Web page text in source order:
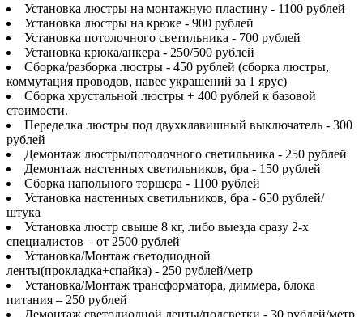
Установка люстры на монтажную пластину - 1100 рублей
Установка люстры на крюке - 900 рублей
Установка потолочного светильника - 700 рублей
Установка крюка/анкера - 250/500 рублей
Сборка/разборка люстры - 450 рублей (сборка люстры,
коммутация проводов, навес украшений за 1 ярус)
Сборка хрустальной люстры + 400 рублей к базовой
стоимости.
Переделка люстры под двухклавишный выключатель - 300
рублей
Демонтаж люстры/потолочного светильника - 250 рублей
Демонтаж настенных светильников, бра - 150 рублей
Сборка напольного торшера - 1100 рублей
Установка настенных светильников, бра - 650 рублей/
штука
Установка люстр свыше 8 кг, либо выезда сразу 2-х
специалистов – от 2500 рублей
Установка/Монтаж светодиодной
ленты(прокладка+спайка) - 250 рублей/метр
Установка/Монтаж трансформатора, диммера, блока
питания – 250 рублей
Демонтаж светодиодной ленты/подсветки - 30 рублей/метр